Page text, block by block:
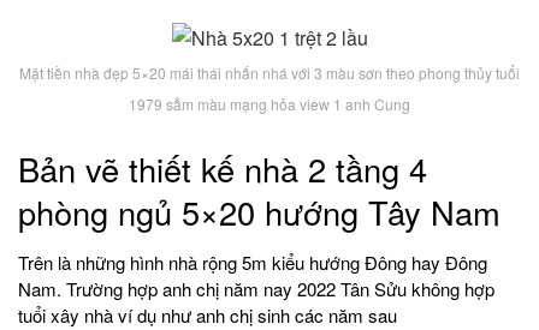
Mặt tiền nhà đẹp 5×20 mái thái nhấn nhá với 3 màu sơn theo phong thủy tuổi
1979 sẫm màu mạng hỏa view 1 anh Cung
Bản vẽ thiết kế nhà 2 tầng 4
phòng ngủ 5×20 hướng Tây Nam
Trên là những hình nhà rộng 5m kiểu hướng Đông hay Đông
Nam. Trường hợp anh chị năm nay 2022 Tân Sửu không hợp
tuổi xây nhà ví dụ như anh chị sinh các năm sau